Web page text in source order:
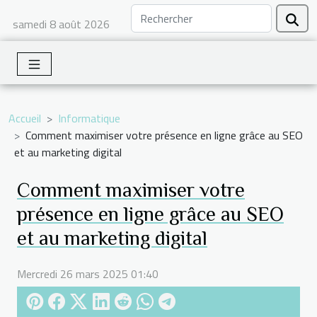
samedi 8 août 2026
Accueil
Informatique
Comment maximiser votre présence en ligne grâce au SEO
et au marketing digital
Comment maximiser votre
présence en ligne grâce au SEO
et au marketing digital
Mercredi 26 mars 2025 01:40